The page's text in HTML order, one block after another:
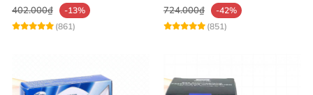
402.000₫
-13%
(861)
724.000₫
-42%
(851)